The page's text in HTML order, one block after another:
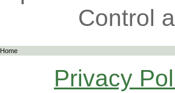
Control
Home
Privacy